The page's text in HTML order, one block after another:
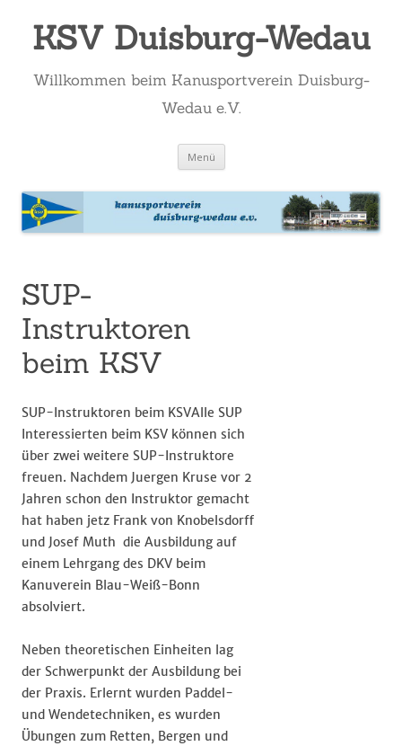
KSV Duisburg-Wedau
Willkommen beim Kanusportverein Duisburg-
Wedau e.V.
Menü Zum
springen
SUP-
Instruktoren
beim KSV
SUP-Instruktoren beim KSVAlle SUP
Interessierten beim KSV können sich
über zwei weitere SUP-Instruktore
freuen. Nachdem Juergen Kruse vor 2
Jahren schon den Instruktor gemacht
hat haben jetz Frank von Knobelsdorff
und Josef Muth die Ausbildung auf
einem Lehrgang des DKV beim
Kanuverein Blau-Weiß-Bonn
absolviert.
Neben theoretischen Einheiten lag
der Schwerpunkt der Ausbildung bei
der Praxis. Erlernt wurden Paddel-
und Wendetechniken, es wurden
Übungen zum Retten, Bergen und